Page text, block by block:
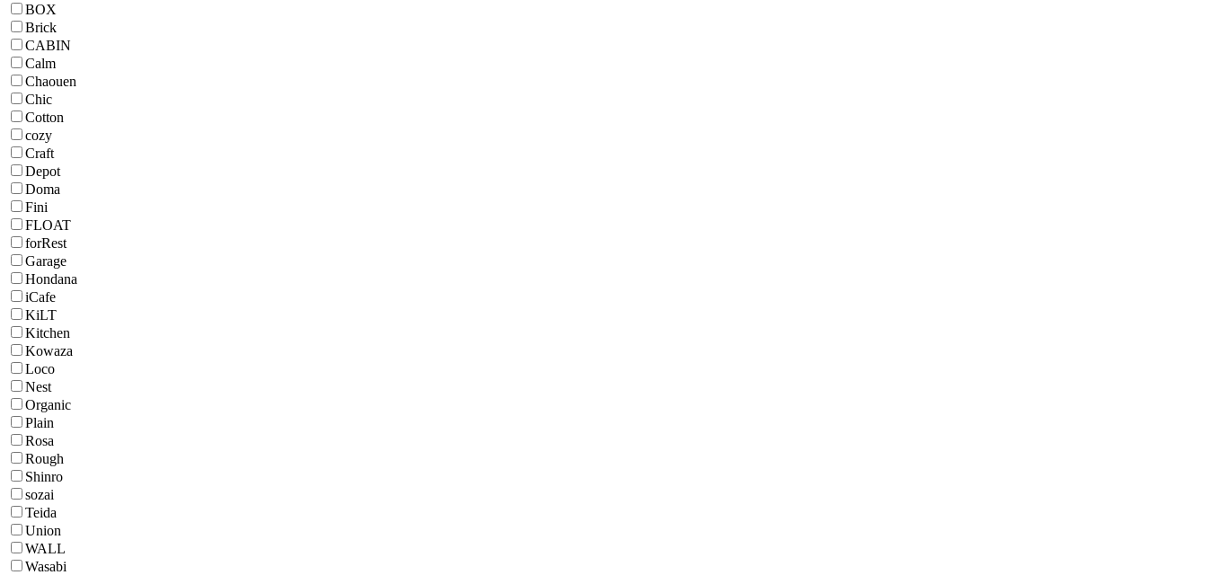
BOX
Brick
CABIN
Calm
Chaouen
Chic
Cotton
cozy
Craft
Depot
Doma
Fini
FLOAT
forRest
Garage
Hondana
iCafe
KiLT
Kitchen
Kowaza
Loco
Nest
Organic
Plain
Rosa
Rough
Shinro
sozai
Teida
Union
WALL
Wasabi